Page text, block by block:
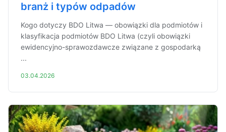
branż i typów odpadów
Kogo dotyczy BDO Litwa — obowiązki dla podmiotów i
klasyfikacja podmiotów BDO Litwa (czyli obowiązki
ewidencyjno-sprawozdawcze związane z gospodarką
...
03.04.2026